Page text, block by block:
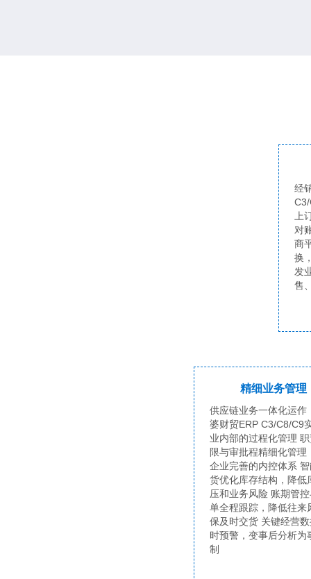
经
上
对
商
换
发
售
精细业务管理
供应链业务一体化运作
婆财贸ERP C3/C8/C9
业内部的过程化管理
限与审批程精细化管理
企业完善的内控体系
货优化库存结构，降低
压和业务风险 账期管
单全程跟踪，降低往来
保及时交货 关键经营
时预警，变事后分析为
制